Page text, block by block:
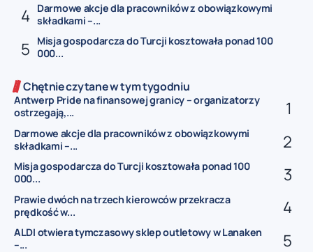
Darmowe akcje dla pracowników z obowiązkowymi
składkami –...
Misja gospodarcza do Turcji kosztowała ponad 100
000...
Chętnie czytane w tym tygodniu
Antwerp Pride na finansowej granicy – organizatorzy
ostrzegają,...
Darmowe akcje dla pracowników z obowiązkowymi
składkami –...
Misja gospodarcza do Turcji kosztowała ponad 100
000...
Prawie dwóch na trzech kierowców przekracza
prędkość w...
ALDI otwiera tymczasowy sklep outletowy w Lanaken
–...